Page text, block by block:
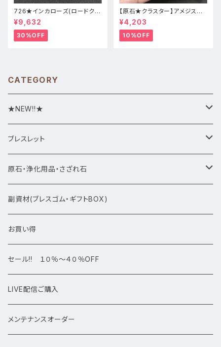
726★インカローズ(ロードクロ
サイト)★天然石ブレスレット新
品
¥9,632
30%OFF
【原石★クラスター】アメジスト
★ハート形★cp-071天然石パ
ワーストーン★インテリア置物
¥4,203
10%OFF
CATEGORY
★NEW!!★
★新入荷1/28~
ブレスレット
ブレスレット1点物
アマビエシリーズ
デザインブレス
高級・高品質ブレスレット
サイズ
13㎜以上
原石・浄化用品・さざれ石
浄化さざれ石
ポイント・タワー・タンブル
スフィア 丸玉
置物
原石・クラスター
副資材(ブレスゴム・ギフトBOX)
お買い得
セール!! １０％～４０％OFF
LIVE配信ご購入
メンテナンスオーダー